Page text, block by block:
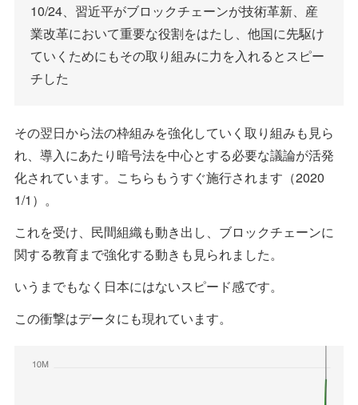
10/24、習近平がブロックチェーンが技術革新、産
業改革において重要な役割をはたし、他国に先駆け
ていくためにもその取り組みに力を入れるとスピー
チした
その翌日から法の枠組みを強化していく取り組みも見ら
れ、導入にあたり暗号法を中心とする必要な議論が活発
化されています。こちらもうすぐ施行されます（2020
1/1）。
これを受け、民間組織も動き出し、ブロックチェーンに
関する教育まで強化する動きも見られました。
いうまでもなく日本にはないスピード感です。
この衝撃はデータにも現れています。